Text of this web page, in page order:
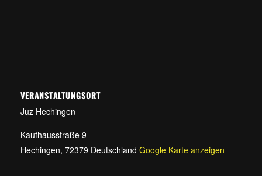
VERANSTALTUNGSORT
Juz Hechingen
Kaufhausstraße 9
Hechingen, 72379 Deutschland Google Karte anzeigen